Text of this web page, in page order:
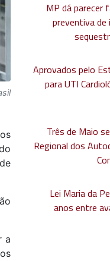
a
MP dá parecer
preventiva
Aprovados pelo
para UTI
Três de Maio
Regional dos
Lei Maria da
anos entre